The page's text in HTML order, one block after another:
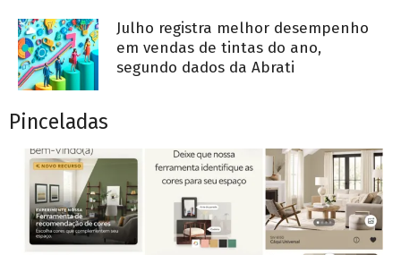
Julho registra melhor desempenho
em vendas de tintas do ano,
segundo dados da Abrati
Pinceladas